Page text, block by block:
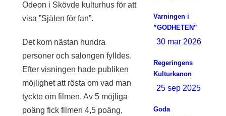
Odeon i Skövde kulturhus för att
visa ”Själen för fan”.
Det kom nästan hundra
personer och salongen fylldes.
Efter visningen hade publiken
möjlighet att rösta om vad man
tyckte om filmen. Av 5 möjliga
poäng fick filmen 4,5 poäng,
Varningen i
”GODHETEN”
30 mar 2026
Regeringens
Kulturkanon
25 sep 2025
Goda